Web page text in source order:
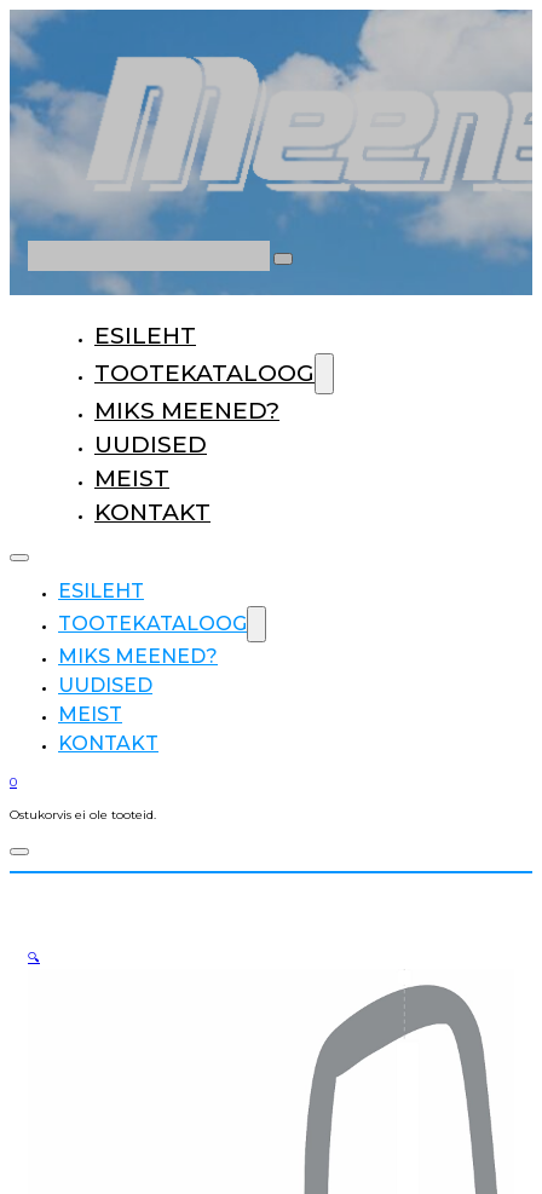
ESILEHT
TOOTEKATALOOG
MIKS MEENED?
UUDISED
MEIST
KONTAKT
ESILEHT
TOOTEKATALOOG
MIKS MEENED?
UUDISED
MEIST
KONTAKT
0
Ostukorvis ei ole tooteid.
🔍